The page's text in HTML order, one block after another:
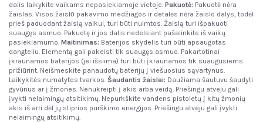
dalis laikykite vaikams nepasiekiamoje vietoje. Pakuotė: Pakuotė nėra
žaislas. Visos žaislо pakavimo medžiagos ir detalės nėra žaislo dalys, todėl
prieš paduodant žaislą vaikui, turi būti nuimtos. Žaislą turi išpakuoti
suaugęs asmuo. Pakuotę ir jos dalis nedelsiant pašalinkite iš vaikų
pasiekiamumo. Maitinimas: Baterijos skydelis turi būti apsaugotas
dangteliu. Elementą gali pakeisti tik suaugęs asmuo. Pakartotinai
įkraunamos baterijos (jei išsiima) turi būti įkraunamos tik suaugusiems
prižiūrint. Neišmeskite panaudotų baterijų į viešuosius sąvartynus.
Laikykitės numatytos tvarkos. Šaudantis žaislai: Daužiama šautuvu šaudyti
gyvūnus ar į žmones. Nenukreipti į akis arba veidą. Priešingu atveju gali
įvykti nelaimingų atsitikimų. Nepurkškite vandens pistoletų į kitų žmonių
akis iš arti dėl jų stiprios purškimo energijos. Priešingu atveju gali įvykti
nelaimingų atsitikimų.